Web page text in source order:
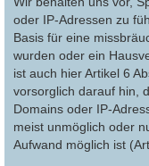
oder IP-Adressen zu
Basis für eine
wurden oder ein
ist auch hier Artikel 6
vorsorglich darauf hin,
Domains oder IP-
meist unmöglich oder
Aufwand möglich ist